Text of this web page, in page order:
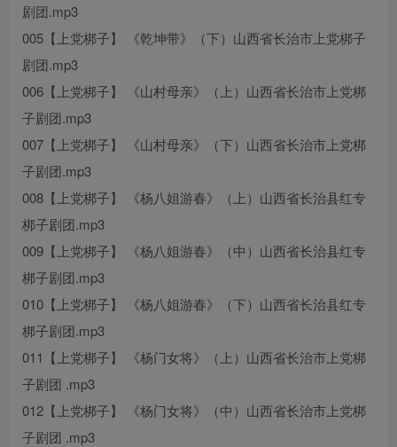
剧团.mp3
005【上党梆子】 《乾坤带》（下）山西省长治市上党梆子
剧团.mp3
006【上党梆子】 《山村母亲》（上）山西省长治市上党梆
子剧团.mp3
007【上党梆子】 《山村母亲》（下）山西省长治市上党梆
子剧团.mp3
008【上党梆子】 《杨八姐游春》（上）山西省长治县红专
梆子剧团.mp3
009【上党梆子】 《杨八姐游春》（中）山西省长治县红专
梆子剧团.mp3
010【上党梆子】 《杨八姐游春》（下）山西省长治县红专
梆子剧团.mp3
011【上党梆子】 《杨门女将》（上）山西省长治市上党梆
子剧团 .mp3
012【上党梆子】 《杨门女将》（中）山西省长治市上党梆
子剧团 .mp3